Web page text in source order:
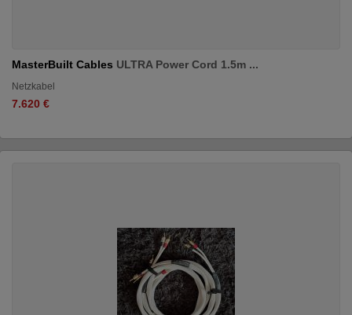
MasterBuilt Cables ULTRA Power Cord 1.5m ...
Netzkabel
7.620 €